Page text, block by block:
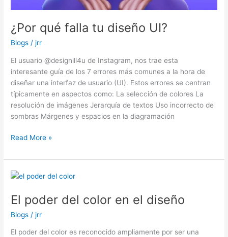
¿Por qué falla tu diseño UI?
Blogs /jrr
El usuario @designill4u de Instagram, nos trae esta
interesante guía de los 7 errores más comunes a la hora de
diseñar una interfaz de usuario (UI). Estos errores se centran
típicamente en aspectos como: La selección de colores La
resolución de imágenes Jerarquía de textos Uso incorrecto de
sombras Márgenes y espacios en la diagramación
Read More »
El poder del color en el diseño
Blogs /jrr
El poder del color es reconocido ampliamente por ser una
El
del
color
en
el